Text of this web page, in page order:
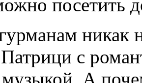
посетить
никак
с
А